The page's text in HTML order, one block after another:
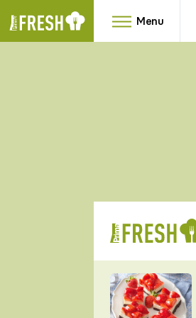
Menu
RYCHLOVKY